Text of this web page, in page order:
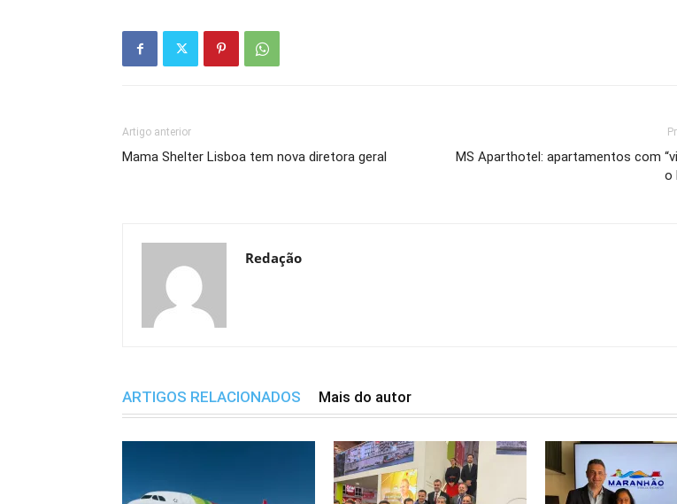
Artigo anterior
Mama Shelter Lisboa tem nova diretora geral
MS Aparthotel: apartamentos com
o
Redação
ARTIGOS RELACIONADOS Mais do autor